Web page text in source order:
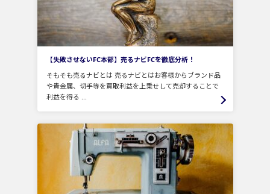
【失敗させないFC本部】売るナビFCを徹底分析！
そもそも売るナビとは 売るナビとはお客様からブランド品
や貴金属、切手等を買取利益を上乗せして売却することで
利益を得る ...